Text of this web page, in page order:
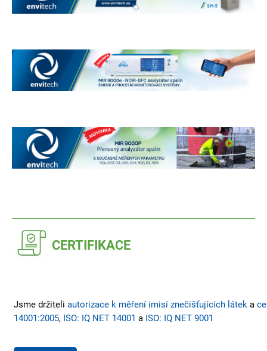
CERTIFIKACE
Jsme držiteli autorizace k měření imisí znečišťujících látek a
14001:2005, ISO: IQ NET 14001 a ISO: IQ NET 9001